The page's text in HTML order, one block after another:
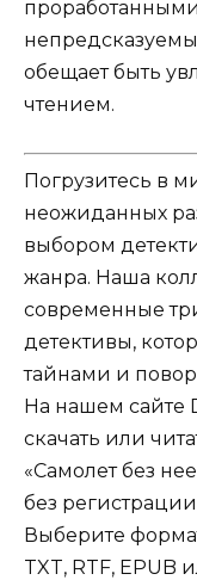
обещает быть
чтением.
Погрузитесь в
неожиданных
выбором
жанра. Наша
современные
детективы,
тайнами и
На нашем сайте
скачать или
«Самолет без
без
Выберите
TXT, RTF, EPUB